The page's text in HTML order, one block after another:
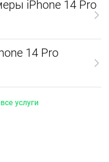
iPhone 14 Pro
14 Pro
услуги